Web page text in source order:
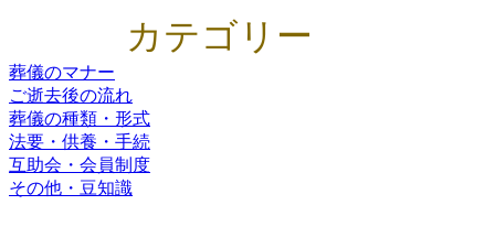
カテゴリー
葬儀のマナー
ご逝去後の流れ
葬儀の種類・形式
法要・供養・手続
互助会・会員制度
その他・豆知識